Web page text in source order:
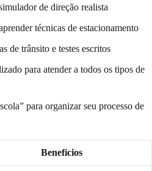
de direção realista
técnicas de estacionamento
de trânsito e testes escritos
para atender a todos os tipos de
para organizar seu processo de
Benefícios